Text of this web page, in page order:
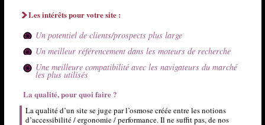
Les intérêts pour votre site :
Un potentiel de clients/prospects plus large
Un meilleur référencement dans les moteurs de recherche
Une meilleure compatibilité avec les navigateurs du marché
les plus utilisés
La qualité, pour quoi faire ?
La qualité d’un site se juge par l’osmose créée entre les notions
d’accessibilité / ergonomie / performance. Il ne suffit pas, de nos